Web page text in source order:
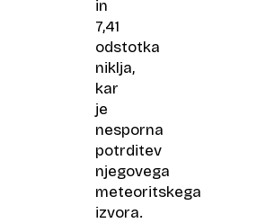
in
7,41
odstotka
niklja,
kar
je
nesporna
potrditev
njegovega
meteoritskega
izvora.